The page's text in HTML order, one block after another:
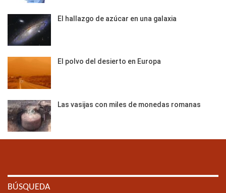
El hallazgo de azúcar en una galaxia
El polvo del desierto en Europa
Las vasijas con miles de monedas romanas
BÚSQUEDA